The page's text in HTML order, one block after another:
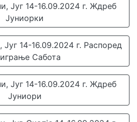
Југ 14-16.09.2024 г. Ждреб
Јуниорки
14-16.09.2024 г. Распоред
Сабота
Југ 14-16.09.2024 г. Ждреб
Јуниори